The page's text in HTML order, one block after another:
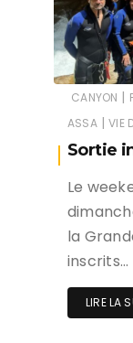
CANYON |
ASSA | VIE
Sortie
Le
la
inscrits…
LIRE LA